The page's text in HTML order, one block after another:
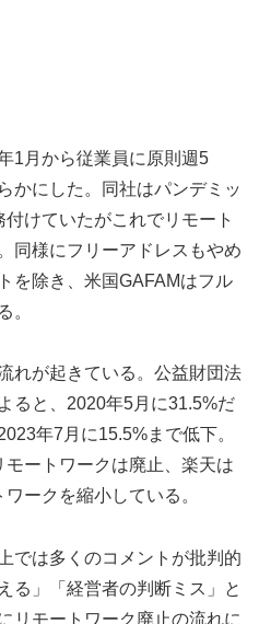
1月から従業員に原則週5
かにした。同社はパンデミッ
けていたがこれでリモート
同様にフリーアドレスもやめ
を除き、米国GAFAMはフル
。
れが起きている。公益財団法
ると、2020年5月に31.5%だ
年7月に15.5%まで低下。
ートワークは廃止、楽天は
ークを縮小している。
では多くのコメントが批判的
る」「経営者の判断ミス」と
リモートワーク廃止の流れに